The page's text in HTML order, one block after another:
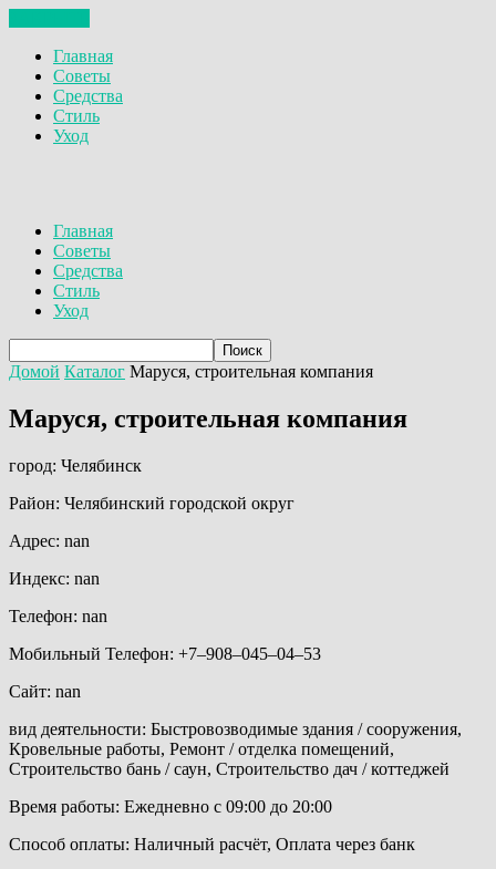
Главная
Советы
Средства
Стиль
Уход
Главная
Советы
Средства
Стиль
Уход
Домой Каталог Маруся, строительная компания
Маруся, строительная компания
город: Челябинск
Район: Челябинский городской округ
Адрес: nan
Индекс: nan
Телефон: nan
Мобильный Телефон: +7‒908‒045‒04‒53
Сайт: nan
вид деятельности: Быстровозводимые здания / сооружения,
Кровельные работы, Ремонт / отделка помещений,
Строительство бань / саун, Строительство дач / коттеджей
Время работы: Ежедневно с 09:00 до 20:00
Способ оплаты: Наличный расчёт, Оплата через банк